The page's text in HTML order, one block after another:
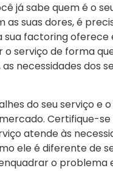
já sabe quem é o
as suas dores, é
sua factoring oferece
serviço de forma
necessidades dos
do seu serviço e
Certifique-
atende às
ele é diferente de
o problema